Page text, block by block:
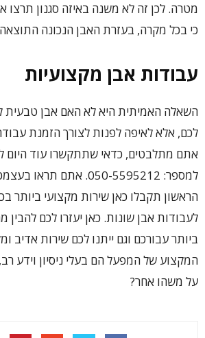
מטרה. לכן זה לא משנה באיזה סגנון תרצו
כי בכל מקרה, בעזרת האבן הנכונה
עבודות אבן מקצועיות
השאלה האמיתית היא לא האם אבן טבעית
לכם, אלא לאיפה לפנות לצורך הזמנת
אתם מתלבטים, כדאי שתתקשרו עוד היום
למספר: 050-5595212. אתם
הראשון תקבלו כאן שירות מקצועי ביותר
לעבודות אבן שונות. כאן יעזרו לכם להבין
ביותר עבורכם וגם ייתנו לכם שירות אדיב
המקצוע של המפעל הם בעלי ניסיון וידע
על משהו אחר?